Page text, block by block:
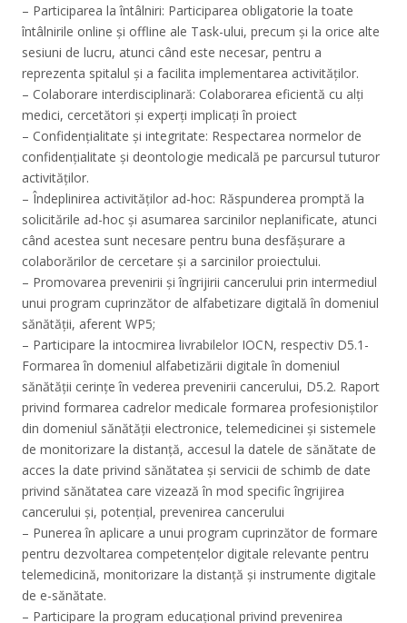
– Participarea la întâlniri: Participarea obligatorie la toate
întâlnirile online și offline ale Task-ului, precum și la orice alte
sesiuni de lucru, atunci când este necesar, pentru a
reprezenta spitalul și a facilita implementarea activităților.
– Colaborare interdisciplinară: Colaborarea eficientă cu alți
medici, cercetători și experți implicați în proiect
– Confidențialitate și integritate: Respectarea normelor de
confidențialitate și deontologie medicală pe parcursul tuturor
activităților.
– Îndeplinirea activităților ad-hoc: Răspunderea promptă la
solicitările ad-hoc și asumarea sarcinilor neplanificate, atunci
când acestea sunt necesare pentru buna desfășurare a
colaborărilor de cercetare și a sarcinilor proiectului.
– Promovarea prevenirii și îngrijirii cancerului prin intermediul
unui program cuprinzător de alfabetizare digitală în domeniul
sănătății, aferent WP5;
– Participare la intocmirea livrabilelor IOCN, respectiv D5.1-
Formarea în domeniul alfabetizării digitale în domeniul
sănătății cerințe în vederea prevenirii cancerului, D5.2. Raport
privind formarea cadrelor medicale formarea profesioniștilor
din domeniul sănătății electronice, telemedicinei și sistemele
de monitorizare la distanță, accesul la datele de sănătate de
acces la date privind sănătatea și servicii de schimb de date
privind sănătatea care vizează în mod specific îngrijirea
cancerului și, potențial, prevenirea cancerului
– Punerea în aplicare a unui program cuprinzător de formare
pentru dezvoltarea competențelor digitale relevante pentru
telemedicină, monitorizare la distanță și instrumente digitale
de e-sănătate.
– Participare la program educațional privind prevenirea